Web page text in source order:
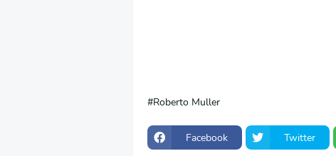
Roberto Muller
Facebook Twitter